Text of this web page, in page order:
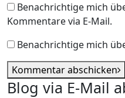
Benachrichtige mich
Kommentare via E-Mail.
Benachrichtige mich
Kommentar abschicken
Blog via E-Mail